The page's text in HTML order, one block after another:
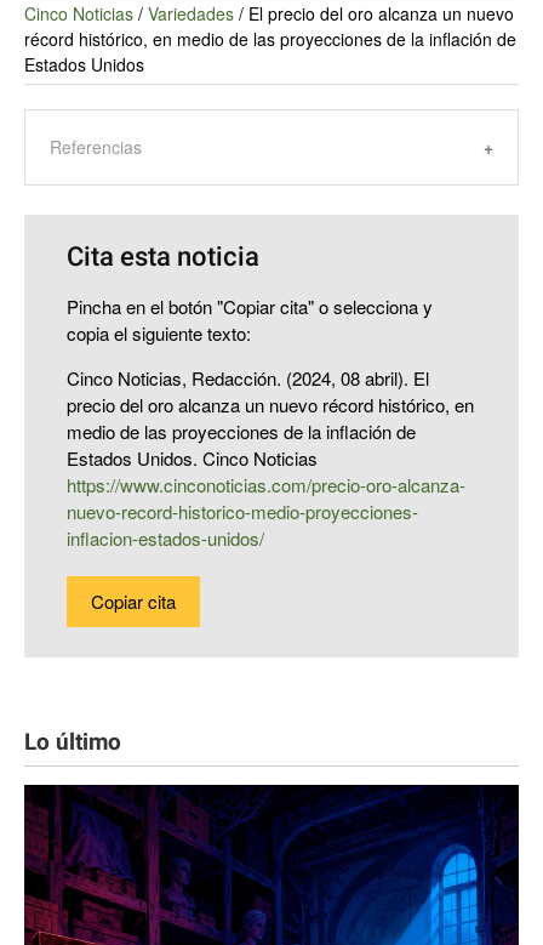
Cinco Noticias / Variedades / El precio del oro alcanza un nuevo
récord histórico, en medio de las proyecciones de la inflación de
Estados Unidos
Referencias
Cita esta noticia
Pincha en el botón "Copiar cita" o selecciona y
copia el siguiente texto:
Cinco Noticias, Redacción. (2024, 08 abril). El
precio del oro alcanza un nuevo récord histórico, en
medio de las proyecciones de la inflación de
Estados Unidos. Cinco Noticias
https://www.cinconoticias.com/precio-oro-alcanza-
nuevo-record-historico-medio-proyecciones-
inflacion-estados-unidos/
Copiar cita
Lo último